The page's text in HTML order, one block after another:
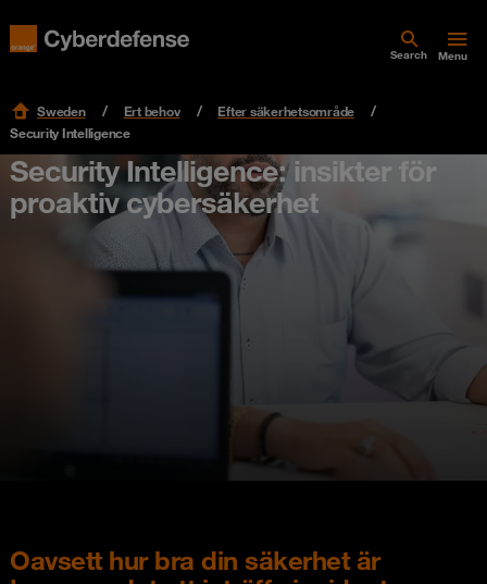
Search Menu
Sweden Ert behov
Efter säkerhetsområde
Security Intelligence
Security Intelligence: insikter för
proaktiv cybersäkerhet
Oavsett hur bra din säkerhet är